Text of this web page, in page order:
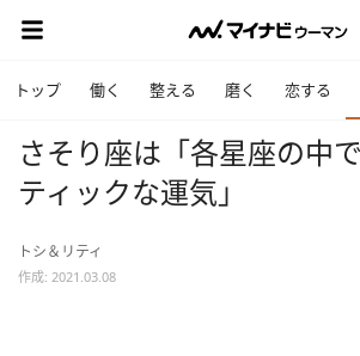
トップ 働く 整える 磨く 恋する
さそり座は「各星座の中
ティックな運気」
トシ＆リティ
作成: 2021.03.08